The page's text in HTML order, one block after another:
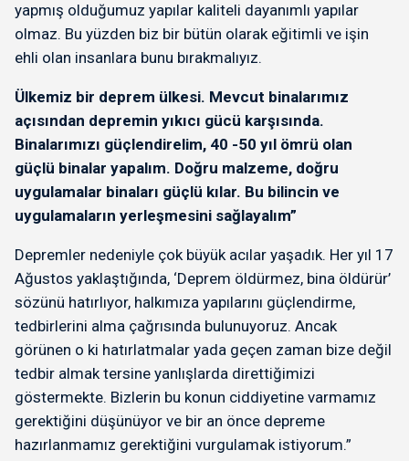
yapmış olduğumuz yapılar kaliteli dayanımlı yapılar
olmaz. Bu yüzden biz bir bütün olarak eğitimli ve işin
ehli olan insanlara bunu bırakmalıyız.
Ülkemiz bir deprem ülkesi. Mevcut binalarımız
açısından depremin yıkıcı gücü karşısında.
Binalarımızı güçlendirelim, 40 -50 yıl ömrü olan
güçlü binalar yapalım. Doğru malzeme, doğru
uygulamalar binaları güçlü kılar. Bu bilincin ve
uygulamaların yerleşmesini sağlayalım”
Depremler nedeniyle çok büyük acılar yaşadık. Her yıl 17
Ağustos yaklaştığında, ‘Deprem öldürmez, bina öldürür’
sözünü hatırlıyor, halkımıza yapılarını güçlendirme,
tedbirlerini alma çağrısında bulunuyoruz. Ancak
görünen o ki hatırlatmalar yada geçen zaman bize değil
tedbir almak tersine yanlışlarda direttiğimizi
göstermekte. Bizlerin bu konun ciddiyetine varmamız
gerektiğini düşünüyor ve bir an önce depreme
hazırlanmamız gerektiğini vurgulamak istiyorum.”